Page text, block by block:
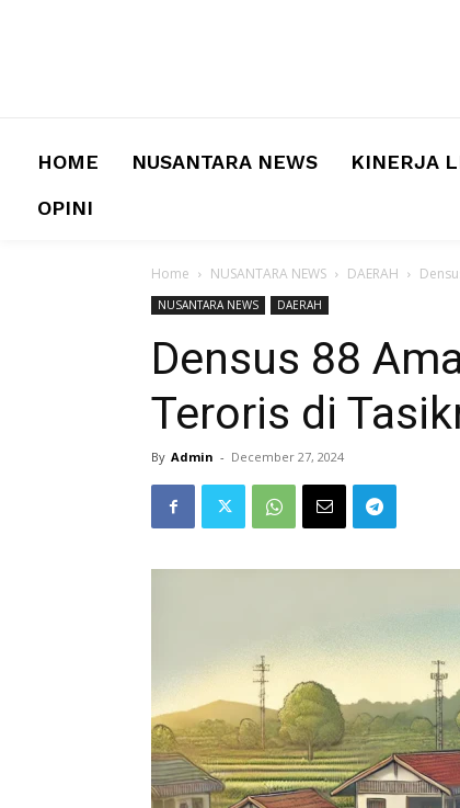
HOME NUSANTARA NEWS KINERJA
OPINI
Home NUSANTARA NEWS DAERAH
NUSANTARA NEWS DAERAH
Densus 88
Teroris di
By Admin - December 27, 2024